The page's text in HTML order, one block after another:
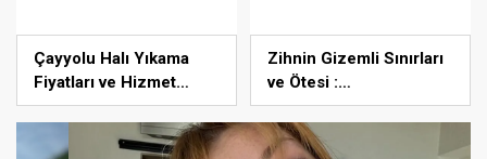
Çayyolu Halı Yıkama
Fiyatları ve Hizmet
Kalitesi
Zihnin Gizemli Sınırları
ve Ötesi :
Nasılnedir.com